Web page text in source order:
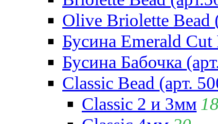
Olive Briolette Bead
Бусина Emerald Cut
Бусина Бабочка
Classic Bead (арт.
Classic 2 и 3мм